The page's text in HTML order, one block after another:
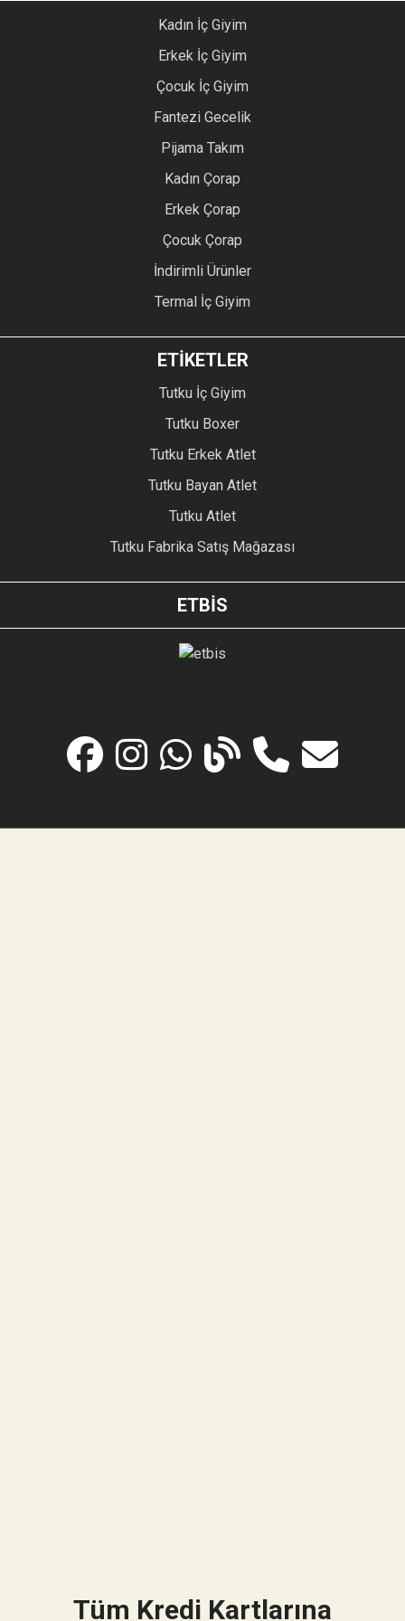
Kadın İç Giyim
Erkek İç Giyim
Çocuk İç Giyim
Fantezi Gecelik
Pijama Takım
Kadın Çorap
Erkek Çorap
Çocuk Çorap
İndirimli Ürünler
Termal İç Giyim
ETİKETLER
Tutku İç Giyim
Tutku Boxer
Tutku Erkek Atlet
Tutku Bayan Atlet
Tutku Atlet
Tutku Fabrika Satış Mağazası
ETBİS
Tüm Kredi Kartlarına